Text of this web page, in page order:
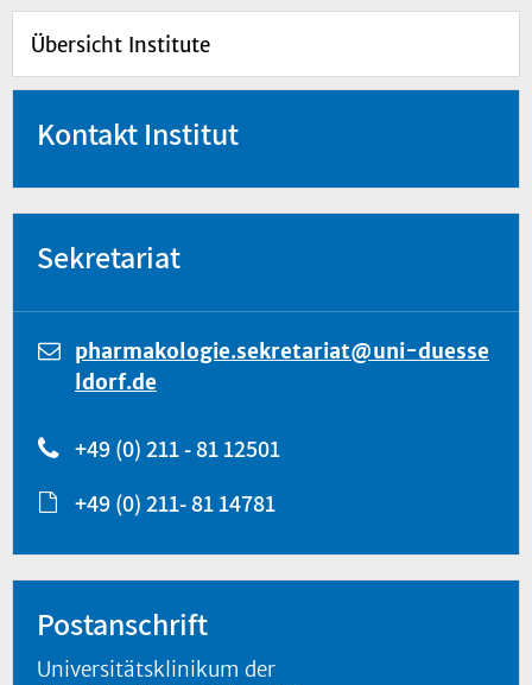
Übersicht Institute
Kontakt Institut
Sekretariat
pharmakologie.sekretariat@uni-duesse
ldorf.de
+49 (0) 211 - 81 12501
+49 (0) 211- 81 14781
Postanschrift
Universitätsklinikum der